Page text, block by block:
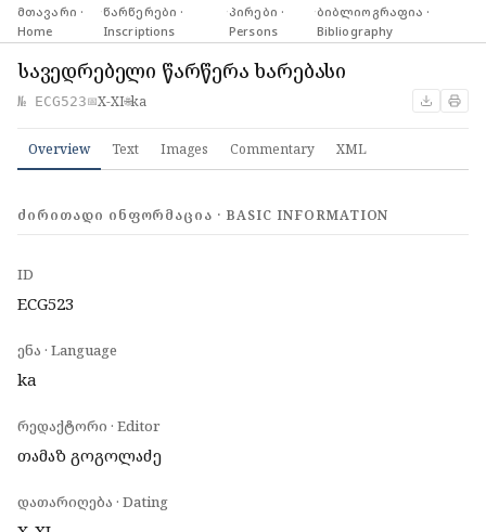
მთავარი ·
Home
·წარწერები ·
Inscriptions
·პირები ·
Persons
·ბიბლიოგრაფია ·
Bibliography
სავედრებელი წარწერა ხარებასი
№ ECG523📅X-XI🌐ka
Overview Text Images Commentary XML
ᲫᲘᲠᲘᲗᲐᲓᲘ ᲘᲜᲤᲝᲠᲛᲐᲪᲘᲐ · BASIC INFORMATION
ID
ECG523
ენა · Language
ka
რედაქტორი · Editor
თამაზ გოგოლაძე
დათარიღება · Dating